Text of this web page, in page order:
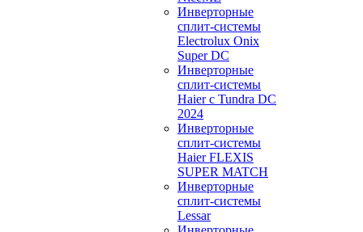
Инверторные
сплит-системы
Electrolux Onix
Super DC
Инверторные
сплит-системы
Haier c Tundra DC
2024
Инверторные
сплит-системы
Haier FLEXIS
SUPER MATCH
Инверторные
сплит-системы
Lessar